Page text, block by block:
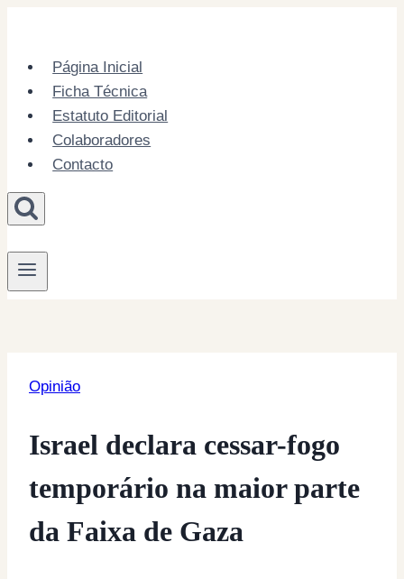
contentPágina Inicial
Ficha Técnica
Estatuto Editorial
Colaboradores
Contacto
Opinião
Israel declara cessar-fogo
temporário na maior parte
da Faixa de Gaza